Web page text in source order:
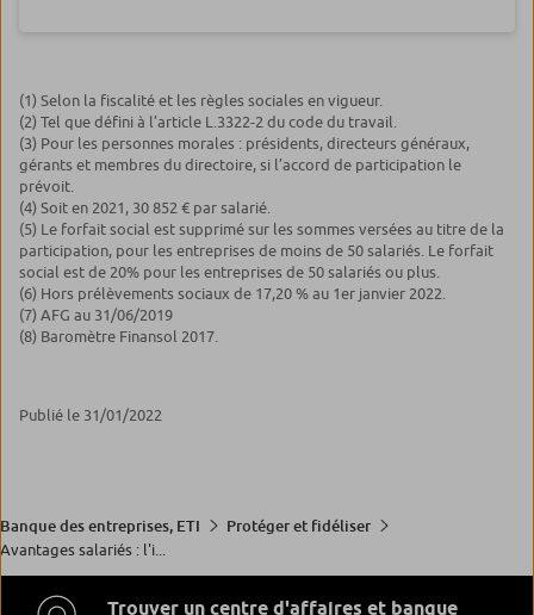
(1) Selon la fiscalité et les règles sociales en vigueur.
(2) Tel que défini à l’article L.3322-2 du code du travail.
(3) Pour les personnes morales : présidents, directeurs généraux,
gérants et membres du directoire, si l’accord de participation le
prévoit.
(4) Soit en 2021, 30 852 € par salarié.
(5) Le forfait social est supprimé sur les sommes versées au titre de la
participation, pour les entreprises de moins de 50 salariés. Le forfait
social est de 20% pour les entreprises de 50 salariés ou plus.
(6) Hors prélèvements sociaux de 17,20 % au 1er janvier 2022.
(7) AFG au 31/06/2019
(8) Baromètre Finansol 2017.
Publié le 31/01/2022
Banque des entreprises, ETI
Protéger et fidéliser
Avantages salariés : l'i...
Trouver un centre d'affaires et banque